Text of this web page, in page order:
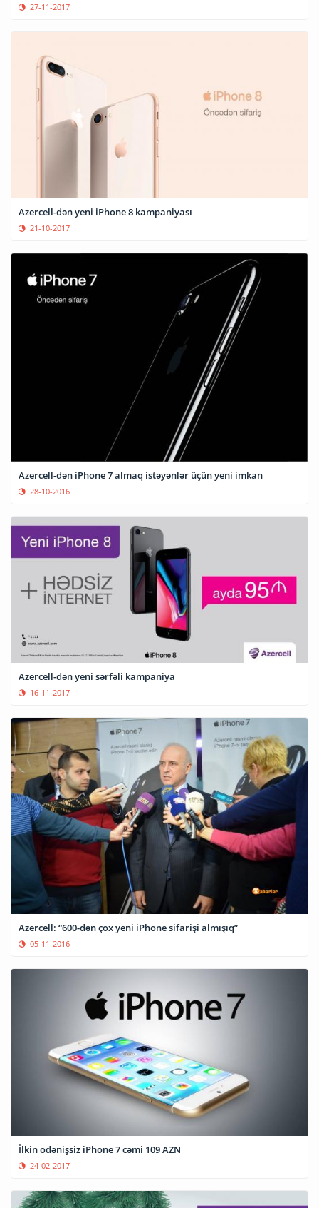
27-11-2017
Azercell-dən yeni iPhone 8 kampaniyası
21-10-2017
Azercell-dən iPhone 7 almaq istəyənlər üçün yeni imkan
28-10-2016
Azercell-dən yeni sərfəli kampaniya
16-11-2017
Azercell: “600-dən çox yeni iPhone sifarişi almışıq”
05-11-2016
İlkin ödənişsiz iPhone 7 cəmi 109 AZN
24-02-2017